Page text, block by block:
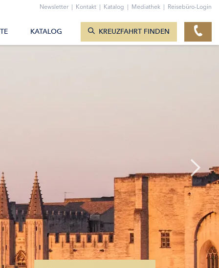
Newsletter | Kontakt | Katalog | Mediathek | Reisebüro-Login
KATALOG KREUZFAHRT FINDEN
ZUM KONTAKTFORMULAR